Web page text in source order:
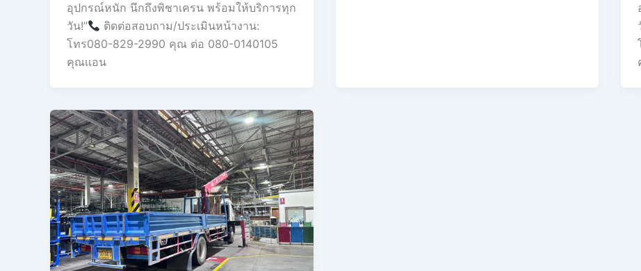
อุปกรณ์หนัก นึกถึงพิชาเครน พร้อมให้บริการทุก
วัน!”
ติดต่อสอบถาม/ประเมินหน้างาน:
โทร080-829-2990 คุณ ต่อ 080-0140105
คุณเเอน